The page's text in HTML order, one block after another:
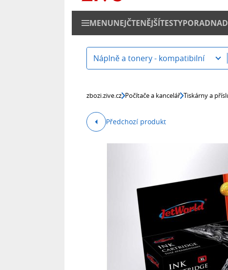
MENUNEJČTENĚJŠÍTESTYPORADNA
Náplně a tonery - kompatibilní
zbozi.zive.cz Počítače a kancelář Tiskárny a
Předchozí produkt